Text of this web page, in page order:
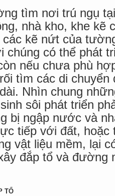
tìm nơi trú ngụ
nhà kho, khe kẽ
kẽ nứt của
chúng có thể phát
nếu chưa phù
tìm các di chuyển
Nhìn chung
sôi phát triển
bị ngập nước và
tiếp với đất,
vật liệu mềm, lại
đắp tổ và đường
TỔ